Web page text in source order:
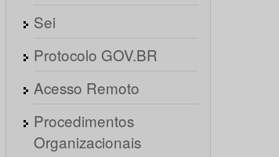
Sei
Protocolo GOV.BR
Acesso Remoto
Procedimentos
Organizacionais